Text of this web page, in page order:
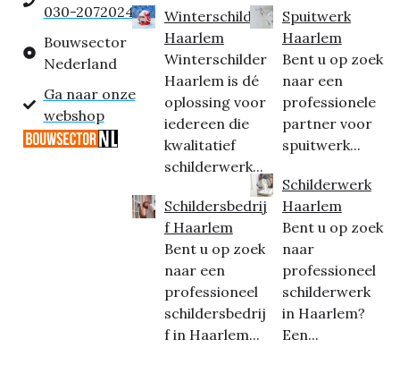
030-2072024
Bouwsector
Nederland
Ga naar onze
webshop
Winterschilder
Haarlem
Winterschilder
Haarlem is dé
oplossing voor
iedereen die
kwalitatief
schilderwerk...
Schildersbedrij
f Haarlem
Bent u op zoek
naar een
professioneel
schildersbedrij
f in Haarlem...
Spuitwerk
Haarlem
Bent u op zoek
naar een
professionele
partner voor
spuitwerk...
Schilderwerk
Haarlem
Bent u op zoek
naar
professioneel
schilderwerk
in Haarlem?
Een...